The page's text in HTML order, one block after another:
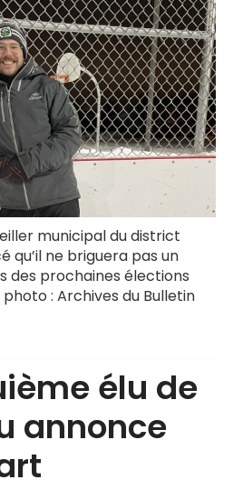
municipal du district
qu’il ne briguera pas un
des prochaines élections
: Archives du Bulletin
élu de
annonce